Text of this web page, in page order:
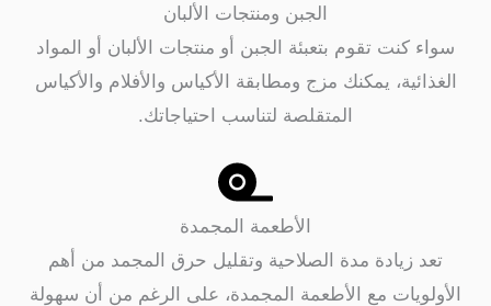
الجبن ومنتجات الألبان
تقوم بتعبئة الجبن أو منتجات الألبان أو المواد
يمكنك مزج ومطابقة الأكياس والأفلام والأكياس
المتقلصة لتناسب احتياجاتك.
الأطعمة المجمدة
زيادة مدة الصلاحية وتقليل حرق المجمد من أهم
مع الأطعمة المجمدة، على الرغم من أن سهولة